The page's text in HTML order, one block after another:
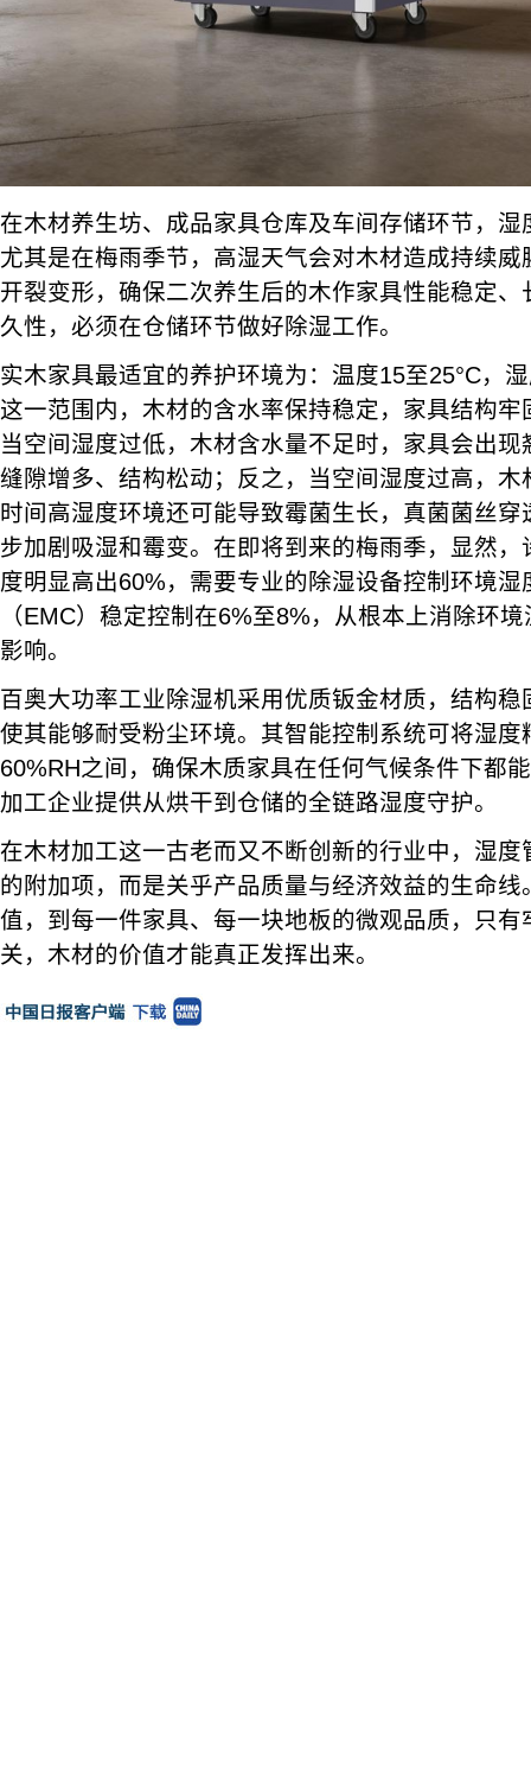
在木材养生坊、成品家具仓库及车间存储环节，
尤其是在梅雨季节，高湿天气会对木材造成持续
开裂变形，确保二次养生后的木作家具性能稳定
久性，必须在仓储环节做好除湿工作。
实木家具最适宜的养护环境为：温度15至25°C，
这一范围内，木材的含水率保持稳定，家具结构
当空间湿度过低，木材含水量不足时，家具会出
缝隙增多、结构松动；反之，当空间湿度过高，
时间高湿度环境还可能导致霉菌生长，真菌菌丝
步加剧吸湿和霉变。在即将到来的梅雨季，显然
度明显高出60%，需要专业的除湿设备控制环境
（EMC）稳定控制在6%至8%，从根本上消除环
影响。
百奥大功率工业除湿机采用优质钣金材质，结构
使其能够耐受粉尘环境。其智能控制系统可将湿度
60%RH之间，确保木质家具在任何气候条件下都
加工企业提供从烘干到仓储的全链路湿度守护。
在木材加工这一古老而又不断创新的行业中，湿
的附加项，而是关乎产品质量与经济效益的生命
值，到每一件家具、每一块地板的微观品质，只有
关，木材的价值才能真正发挥出来。